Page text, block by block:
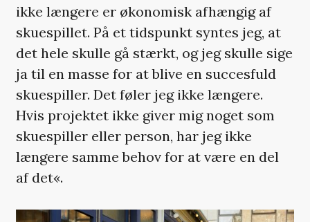
ikke længere er økonomisk afhængig af
skuespillet. På et tidspunkt syntes jeg, at
det hele skulle gå stærkt, og jeg skulle sige
ja til en masse for at blive en succesfuld
skuespiller. Det føler jeg ikke længere.
Hvis projektet ikke giver mig noget som
skuespiller eller person, har jeg ikke
længere samme behov for at være en del
af det«.